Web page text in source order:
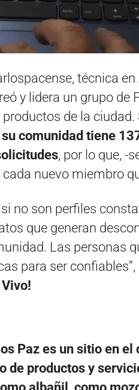
técnica
y lidera un grupo de
de la ciudad.
su comunidad tiene
, por lo que, -
nuevo miembro
no son perfiles
que generan
Las personas
para ser
Paz es un sitio en el
de productos y